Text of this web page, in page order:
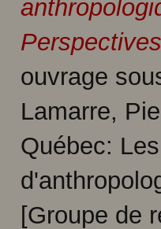
ouvrage
Lamarre,
Québec:
[Groupe de